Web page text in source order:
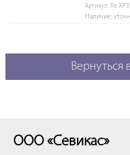
Артикул: Re-
Наличие:
Вернуться
ООО «Севикас»